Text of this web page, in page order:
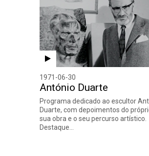
1971-06-30
António Duarte
Programa dedicado ao escultor
Duarte, com depoimentos do
sua obra e o seu percurso artístico.
Destaque…